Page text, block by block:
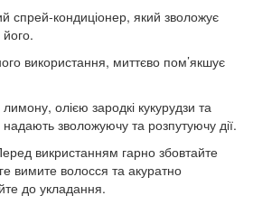
спрей-кондиціонер, який зволожує
використання, миттєво пом’якшує
олією зародкі кукурудзи та
зволожуючу та розпутуючу дії.
викристанням гарно збовтайте
вимите волосся та акуратно
до укладання.